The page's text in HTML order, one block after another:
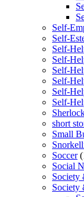
Self-
Self-
Self-
Self-
Self-
Self-
Self-
Self-
short
Small
Soccer
Social
Society
Society